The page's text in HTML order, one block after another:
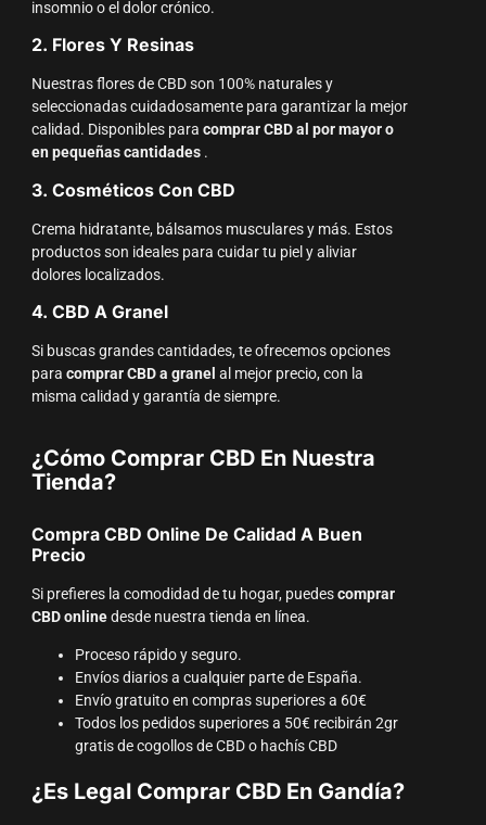
insomnio o el dolor crónico.
2. Flores Y Resinas
Nuestras flores de CBD son 100% naturales y
seleccionadas cuidadosamente para garantizar la mejor
calidad. Disponibles para comprar CBD al por mayor o
en pequeñas cantidades.
3. Cosméticos Con CBD
Crema hidratante, bálsamos musculares y más. Estos
productos son ideales para cuidar tu piel y aliviar
dolores localizados.
4. CBD A Granel
Si buscas grandes cantidades, te ofrecemos opciones
para comprar CBD a granel al mejor precio, con la
misma calidad y garantía de siempre.
¿Cómo Comprar CBD En Nuestra
Tienda?
Compra CBD Online De Calidad A Buen
Precio
Si prefieres la comodidad de tu hogar, puedescomprar
CBD onlinedesde nuestra tienda en línea.
Proceso rápido y seguro.
Envíos diarios a cualquier parte de España.
Envío gratuito en compras superiores a 60€
Todos los pedidos superiores a 50€ recibirán 2gr
gratis de cogollos de CBD o hachís CBD
¿Es Legal Comprar CBD En Gandía?